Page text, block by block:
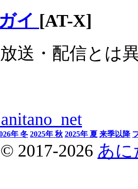
イ [AT-X]
送・配信とは
年 冬 2025年 秋 2025年 夏 来季以降
2017-2026 あに